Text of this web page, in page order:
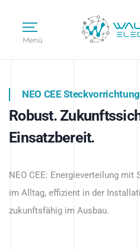
Menü
Intelligente
NEO CEE Steckvorrichtung
Robust.
Einsatzbereit.
NEO CEE: Energieverteilung mit
im Alltag, effizient in der
zukunftsfähig im Ausbau.
Intelligenz trifft
Anwendungen – robust, IP-
zukunftsfähig.